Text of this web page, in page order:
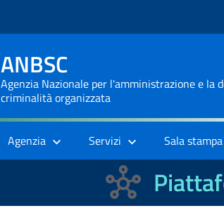
ANBSC
Agenzia Nazionale per l'amministrazione e la
criminalità organizzata
Agenzia Servizi Sala stampa